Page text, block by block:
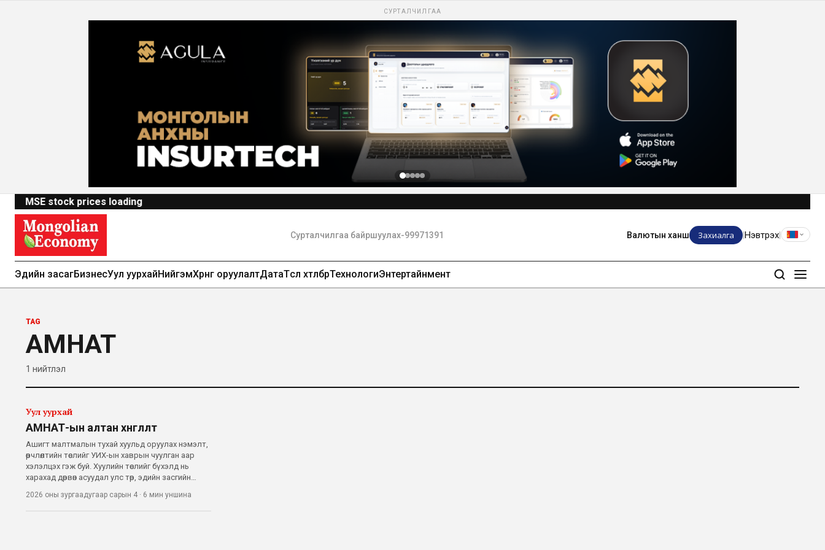
СУРТАЛЧИЛГАА
MSE stock prices loading
Сурталчилгаа байршуулах-99971391 Валютын ханш Захиалга Нэвтрэх
Эдийн засагБизнесУул уурхайНийгэмХөрөнгө оруулалтДатаТөсөл хөтөлбөрТехнологиЭнтертайнмент
TAG
АМНАТ
1 нийтлэл
Уул уурхай
АМНАТ-ын алтан хөнгөлөлт
Ашигт малтмалын тухай хуульд оруулах нэмэлт,
өөрчлөлтийн төслийг УИХ-ын хаврын чуулган аар
хэлэлцэх гэж буй. Хуулийн төслийг бүхэлд нь
харахад дөрвөн асуудал улс төр, эдийн засгийн
байна. Нэгдүгээрт, “чухал ашигт малтмал” гэх
цоо шинэ ангилал нэмэхээр тусгаж
2026 оны зургаадугаар сарын 4 · 6 мин уншина